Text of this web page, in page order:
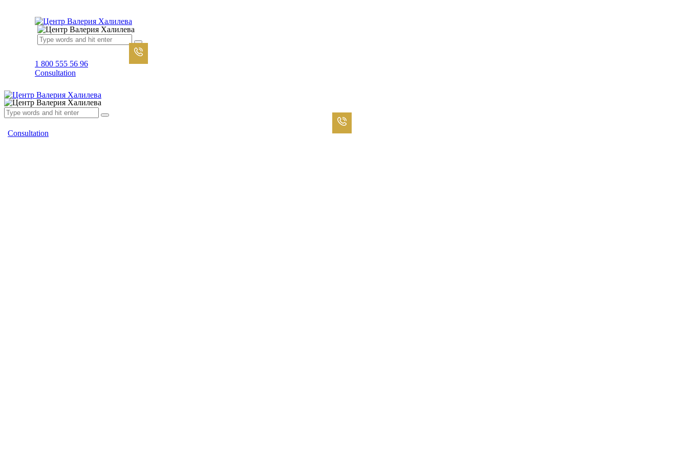
1 800 555 56 96
Consultation
Consultation